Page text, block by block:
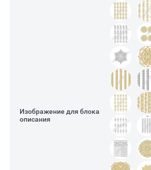
Изображение для блока
описания